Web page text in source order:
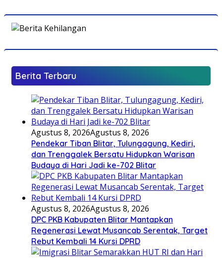
Berita Terbaru
Agustus 8, 2026Agustus 8, 2026
Pendekar Tiban Blitar, Tulungagung, Kediri,
dan Trenggalek Bersatu Hidupkan Warisan
Budaya di Hari Jadi ke-702 Blitar
Agustus 8, 2026Agustus 8, 2026
DPC PKB Kabupaten Blitar Mantapkan
Regenerasi Lewat Musancab Serentak, Target
Rebut Kembali 14 Kursi DPRD